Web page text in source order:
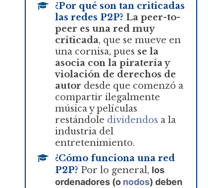
¿Por qué son tan criticadas
las redes P2P? La peer-to-
peer es una red muy
criticada, que se mueve en
una cornisa, pues se la
asocia con la piratería y
violación de derechos de
autor desde que comenzó a
compartir ilegalmente
música y películas
restándole dividendos a la
industria del
entretenimiento.
¿Cómo funciona una red
P2P? Por lo general, los
ordenadores (o nodos) deben